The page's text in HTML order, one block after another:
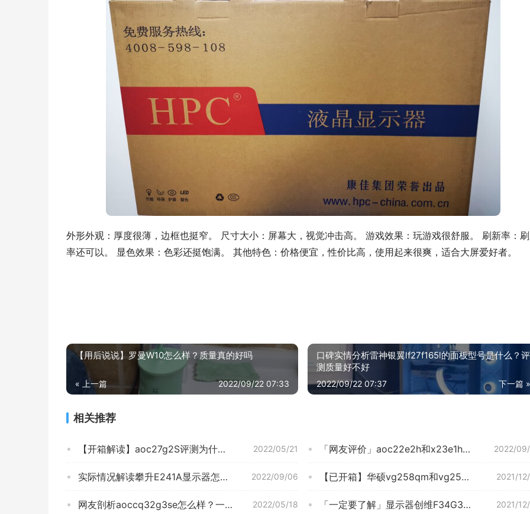
外形外观：厚度很薄，边框也挺窄。 尺寸大小：屏幕大，视觉冲击高。 游戏效果：玩游戏很舒服。 刷新率：
率还可以。 显色效果：色彩还挺饱满。 其他特色：价格便宜，性价比高，使用起来很爽，适合大屏爱好者。
【用后说说】罗曼W10怎么样？质量真的好吗
« 上一篇 2022/09/22 07:33
口碑实情分析雷神银翼lf27f165l的面板型号是什么？评
测质量好不好
下一篇 »
2022/09/22 07:37
相关推荐
2022/05/21
【开箱解读】aoc27g2S评测为什么这么便宜？功能真的不好吗 2022/
「网友评价」aoc22e2h和x23e1h比较 哪款好？深度剖析功能区别
2022/09/06
实际情况解读攀升E241A显示器怎么样？质量真的好吗 2021/
【已开箱】华硕vg258qm和vg259qm比较 哪款好？深度剖析功能区别
2022/05/18
网友剖析aoccq32g3se怎么样？一定要了解的评测情况 2021/
「一定要了解」显示器创维F34G3Q评测结果怎么样？不值得买吗？